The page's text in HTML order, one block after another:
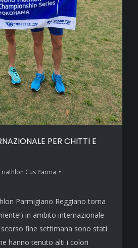
PER CHITTI E
Cus Parma
Parmigiano Reggiano torna
in ambito internazionale
fine settimana sono stati
hanno tenuto alti i colori